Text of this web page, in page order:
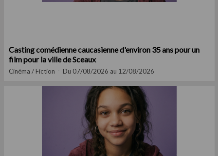
Casting comédienne caucasienne d'environ 35 ans pour un
film pour la ville de Sceaux
Cinéma / Fiction Du 07/08/2026 au 12/08/2026